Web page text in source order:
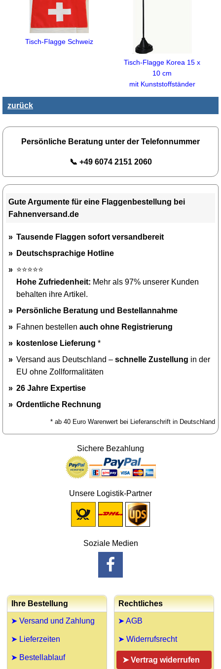
Tisch-Flagge Schweiz
Tisch-Flagge Korea 15 x
10 cm
mit Kunststoffständer
zurück
Persönliche Beratung unter der Telefonnummer
📞 +49 6074 2151 2060
Gute Argumente für eine Flaggenbestellung bei
Fahnenversand.de
Tausende Flaggen sofort versandbereit
Deutschsprachige Hotline
⭐⭐⭐⭐⭐
Hohe Zufriedenheit: Mehr als 97% unserer Kunden
behalten ihre Artikel.
Persönliche Beratung und Bestellannahme
Fahnen bestellen auch ohne Registrierung
kostenlose Lieferung *
Versand aus Deutschland – schnelle Zustellung in der
EU ohne Zollformalitäten
26 Jahre Expertise
Ordentliche Rechnung
* ab 40 Euro Warenwert bei Lieferanschrift in Deutschland
Sichere Bezahlung
Unsere Logistik-Partner
Soziale Medien
Ihre Bestellung
➤ Versand und Zahlung
➤ Lieferzeiten
➤ Bestellablauf
Rechtliches
➤ AGB
➤ Widerrufsrecht
➤ Vertrag widerrufen